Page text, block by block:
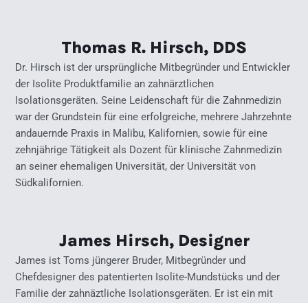
Thomas R. Hirsch, DDS
Dr. Hirsch ist der ursprüngliche Mitbegründer und Entwickler
der Isolite Produktfamilie an zahnärztlichen
Isolationsgeräten. Seine Leidenschaft für die Zahnmedizin
war der Grundstein für eine erfolgreiche, mehrere Jahrzehnte
andauernde Praxis in Malibu, Kalifornien, sowie für eine
zehnjährige Tätigkeit als Dozent für klinische Zahnmedizin
an seiner ehemaligen Universität, der Universität von
Südkalifornien.
James Hirsch, Designer
James ist Toms jüngerer Bruder, Mitbegründer und
Chefdesigner des patentierten Isolite-Mundstücks und der
Familie der zahnäztliche Isolationsgeräten. Er ist ein mit